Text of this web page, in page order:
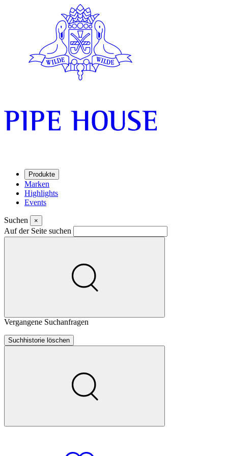
Produkte
Marken
Highlights
Events
Suchen ×
Auf der Seite suchen
Vergangene Suchanfragen
Suchhistorie löschen